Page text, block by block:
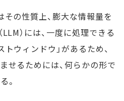
の性質上、膨大な情報量を
）には、一度に処理できる
ウィンドウ」があるため、
せるためには、何らかの形で
。